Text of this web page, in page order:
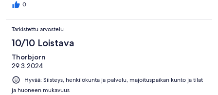
0
Tarkistettu arvostelu
10/10 Loistava
Thorbjorn
29.3.2024
Hyvää: Siisteys, henkilökunta ja palvelu, majoituspaikan kunto ja tilat
ja huoneen mukavuus